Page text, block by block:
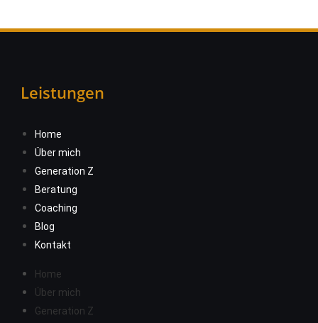
Leistungen
Home
Über mich
Generation Z
Beratung
Coaching
Blog
Kontakt
Home
Über mich
Generation Z